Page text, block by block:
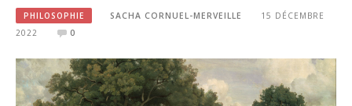
PHILOSOPHIE SACHA CORNUEL-MERVEILLE
15 DÉCEMBRE
2022
0